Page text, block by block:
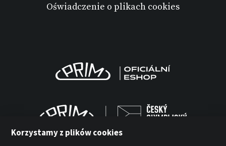
Oświadczenie o plikach cookies
Korzystamy z plików cookies